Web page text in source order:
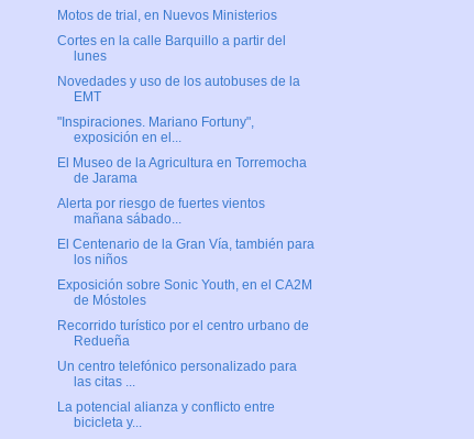
Motos de trial, en Nuevos Ministerios
Cortes en la calle Barquillo a partir del
lunes
Novedades y uso de los autobuses de la
EMT
"Inspiraciones. Mariano Fortuny",
exposición en el...
El Museo de la Agricultura en Torremocha
de Jarama
Alerta por riesgo de fuertes vientos
mañana sábado...
El Centenario de la Gran Vía, también para
los niños
Exposición sobre Sonic Youth, en el CA2M
de Móstoles
Recorrido turístico por el centro urbano de
Redueña
Un centro telefónico personalizado para
las citas ...
La potencial alianza y conflicto entre
bicicleta y...